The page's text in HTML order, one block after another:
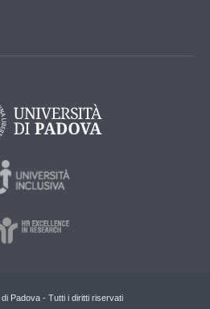
Padova - Tutti i diritti riservati